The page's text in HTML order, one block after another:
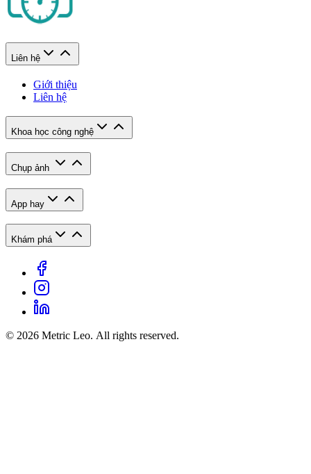
Liên hệ
Giới thiệu
Liên hệ
Khoa học công nghệ
Chụp ảnh
App hay
Khám phá
© 2026 Metric Leo. All rights reserved.